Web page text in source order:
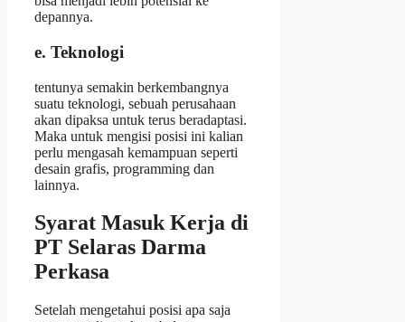
depannya.
e. Teknologi
tentunya semakin berkembangnya
suatu teknologi, sebuah perusahaan
akan dipaksa untuk terus beradaptasi.
Maka untuk mengisi posisi ini kalian
perlu mengasah kemampuan seperti
desain grafis, programming dan
lainnya.
Syarat Masuk Kerja di
PT Selaras Darma
Perkasa
Setelah mengetahui posisi apa saja